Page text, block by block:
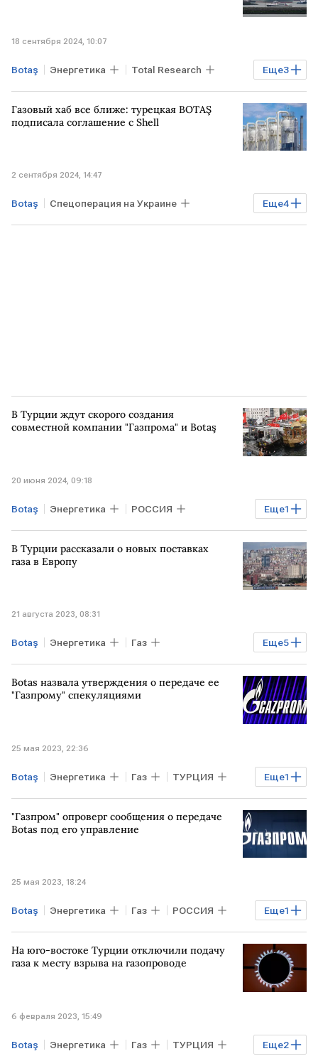
18 сентября 2024, 10:07
Еще3
Botaş Энергетика Total Research
ТУРЦИЯ ФРАНЦИЯ СПГ
Газовый хаб все ближе: турецкая BOTAŞ
подписала соглашение с Shell
2 сентября 2024, 14:47
Еще4
Botaş Спецоперация на Украине
газовый хаб ТУРЦИЯ Shell
В Турции ждут скорого создания
совместной компании "Газпрома" и Botaş
20 июня 2024, 09:18
Еще1
Botaş Энергетика РОССИЯ
ТУРЦИЯ Газпром
В Турции рассказали о новых поставках
газа в Европу
21 августа 2023, 08:31
Еще5
Botaş Энергетика Газ
Газовый вентиль ТУРЦИЯ
ВЕНГРИЯ MVM поставки газа
Botas назвала утверждения о передаче ее
"Газпрому" спекуляциями
25 мая 2023, 22:36
Еще1
Botaş Энергетика Газ ТУРЦИЯ
Газпром
"Газпром" опроверг сообщения о передаче
Botas под его управление
25 мая 2023, 18:24
Еще1
Botaş Энергетика Газ РОССИЯ
Газпром
На юго-востоке Турции отключили подачу
газа к месту взрыва на газопроводе
6 февраля 2023, 15:49
Еще2
Botaş Энергетика Газ ТУРЦИЯ